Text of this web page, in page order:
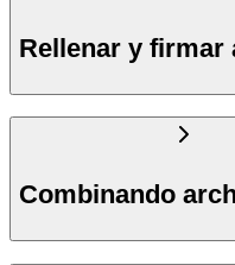
Rellenar y firmar
Combinando